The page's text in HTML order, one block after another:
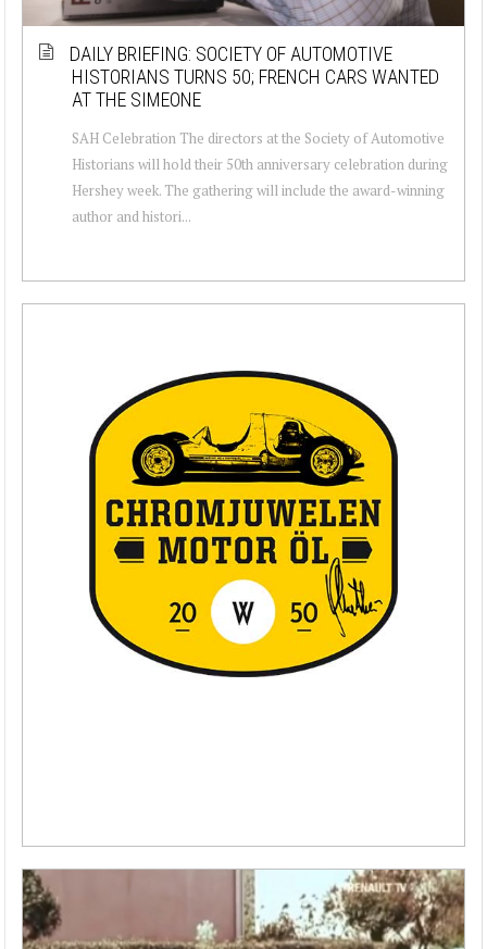
DAILY BRIEFING: SOCIETY OF AUTOMOTIVE
HISTORIANS TURNS 50; FRENCH CARS WANTED
AT THE SIMEONE
SAH Celebration The directors at the Society of Automotive
Historians will hold their 50th anniversary celebration during
Hershey week. The gathering will include the award-winning
author and histori...